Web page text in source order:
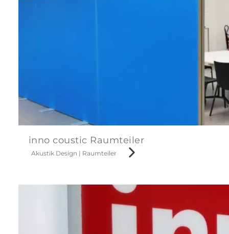
inno coustic Raumteiler
Akustik Design | Raumteiler